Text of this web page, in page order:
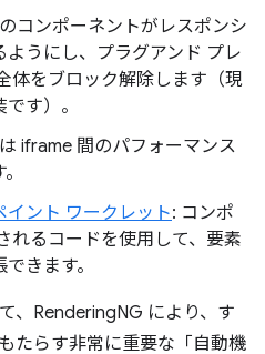
コンポーネントがレスポンシ
ようにし、プラグアンド プレ
体をブロック解除します（現
す）。
iframe 間のパフォーマンス
イント ワークレット: コンポ
れるコードを使用して、要素
きます。
、RenderingNG により、す
たらす非常に重要な「自動機